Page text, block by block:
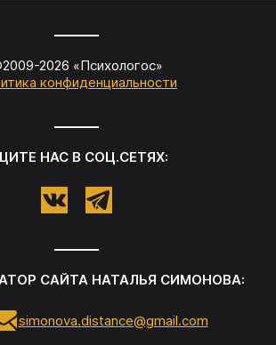
2026 «Психологос»
конфиденциальности
НАС В СОЦ.СЕТЯХ:
САЙТА НАТАЛЬЯ СИМОНОВА:
simonova.distance@gmail.com